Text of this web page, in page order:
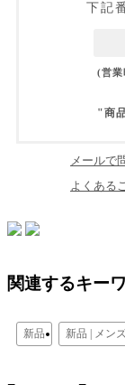
下記
(営
"商
メールで
よくある
関連するキー
新品 新品 | メン